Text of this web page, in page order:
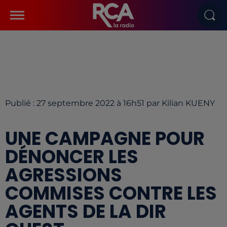
Publié : 27 septembre 2022 à 16h51 par Kilian KUENY
UNE CAMPAGNE POUR
DÉNONCER LES
AGRESSIONS
COMMISES CONTRE LES
AGENTS DE LA DIR